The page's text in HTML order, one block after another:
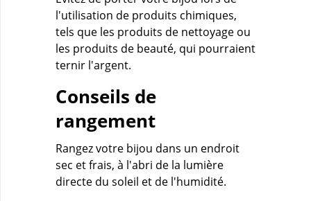
l'utilisation de produits chimiques,
tels que les produits de nettoyage ou
les produits de beauté, qui pourraient
ternir l'argent.
Conseils de
rangement
Rangez votre bijou dans un endroit
sec et frais, à l'abri de la lumière
directe du soleil et de l'humidité.